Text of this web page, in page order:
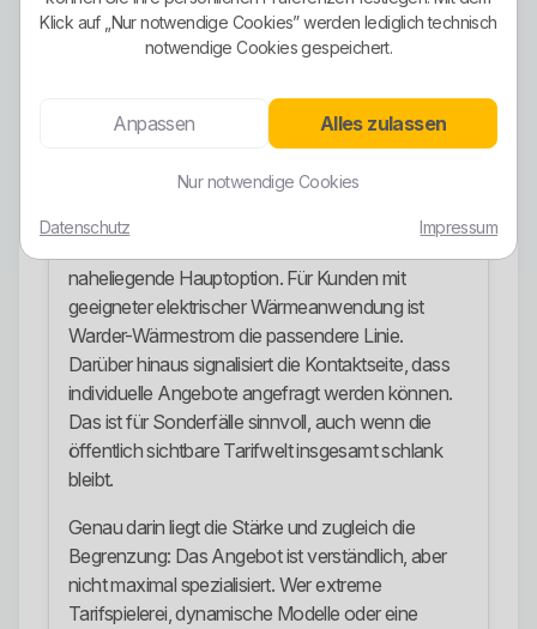
Angebot durch Warder-Wärmestrom für passende
Heizstrom-Anwendungen. Beide Tarifarten
Ostholstein dargestellt. Damit decken die
Stadtwerke die wichtigsten klassischen
Anwendungsfälle ab, ohne daraus eine unnötig
naheliegende Hauptoption. Für Kunden mit
geeigneter elektrischer Wärmeanwendung ist
Warder-Wärmestrom die passendere Linie.
Darüber hinaus signalisiert die Kontaktseite, dass
individuelle Angebote angefragt werden können.
Das ist für Sonderfälle sinnvoll, auch wenn die
öffentlich sichtbare Tarifwelt insgesamt schlank
bleibt.
Genau darin liegt die Stärke und zugleich die
Begrenzung: Das Angebot ist verständlich, aber
nicht maximal spezialisiert. Wer extreme
Tarifspielerei, dynamische Modelle oder eine
Klick auf „Nur notwendige Cookies” werden lediglich technisch
notwendige Cookies gespeichert.
Anpassen Alles zulassen
Nur notwendige Cookies
Datenschutz Impressum